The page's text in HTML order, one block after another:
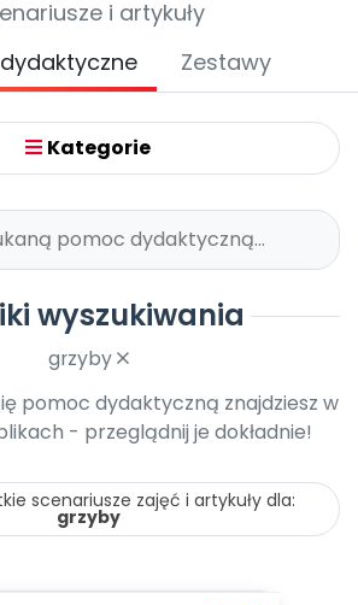
i artykuły
Zestawy
Kategorie
wyszukiwania
grzyby
pomoc dydaktyczną znajdziesz w
- przeglądnij je dokładnie!
scenariusze zajęć i artykuły dla:
grzyby